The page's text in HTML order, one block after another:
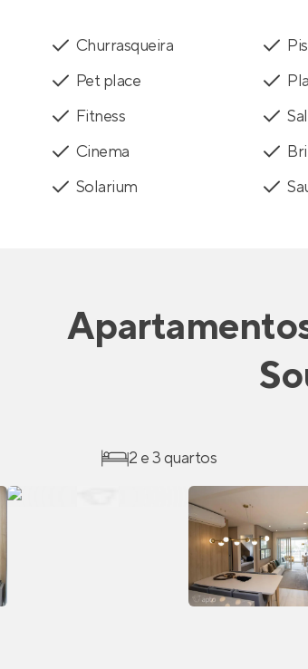
Churrasqueira
Pet place
Fitness
Cinema
Solarium
2 e 3 quartos